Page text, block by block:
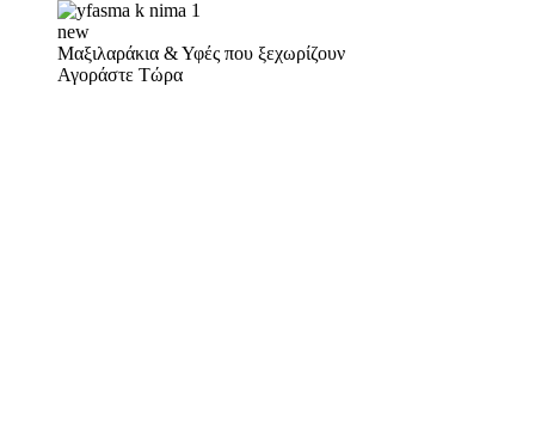
new
Μαξιλαράκια & Υφές που ξεχωρίζουν
Αγοράστε Τώρα